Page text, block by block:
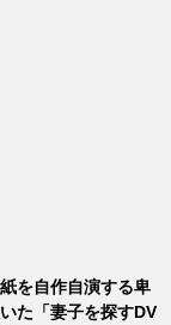
を自作自演する卑
た「妻子を探すDV